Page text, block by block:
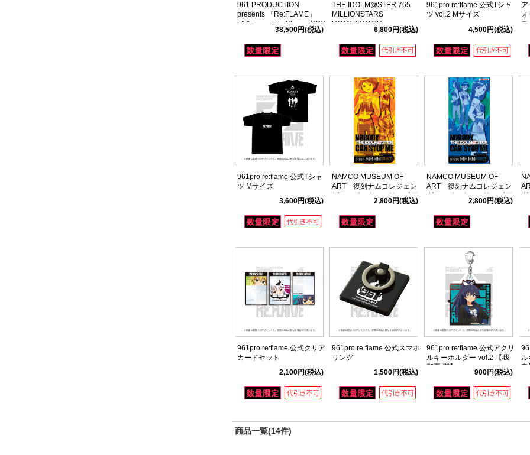
961 PRODUCTION
presents 『Re:FLAME』
LIVE complete Blu-ray BOX
38,500円(税込)
THE IDOLM@STER 765
MILLIONSTARS
HOTCHPOTCH
FESTIV@L!! 2 公式トレー
ディング缶バッジセット B
6,800円(税込)
961pro re:flame 公式Tシャ
ツ vol.2 Mサイズ
4,500円(税込)
ア
961pro re:flame 公式Tシャ
ツ Mサイズ
3,600円(税込)
NAMCO MUSEUM OF
ART 復刻ナムコレジェン
ダリーポスターシリーズ ア
イドルマスター04
2,800円(税込)
NAMCO MUSEUM OF
ART 復刻ナムコレジェン
ダリーポスターシリーズ ア
イドルマスター03
2,800円(税込)
961pro re:flame 公式クリア
カードセット
2,100円(税込)
961pro re:flame 公式スマホ
リング
1,500円(税込)
961pro re:flame 公式アクリ
ルキーホルダー vol.2 【我
那覇 響】
900円(税込)
ル
音
商品一覧(14件)